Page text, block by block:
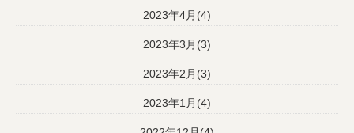
2023年4月(4)
2023年3月(3)
2023年2月(3)
2023年1月(4)